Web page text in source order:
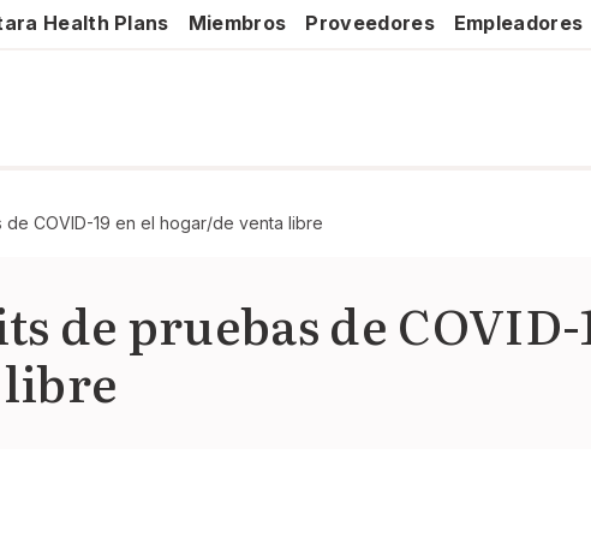
Health Plans Miembros Proveedores Empleadores
COVID-19 en el hogar/de venta libre
de pruebas de COVID-